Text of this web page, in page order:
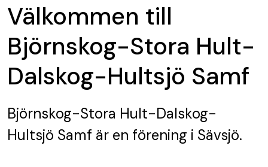
Välkommen till
Björnskog-Stora Hult-
Dalskog-Hultsjö Samf
Björnskog-Stora Hult-Dalskog-
Hultsjö Samf är en förening i Sävsjö.